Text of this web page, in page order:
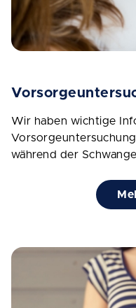
Wir haben wichtige
während der